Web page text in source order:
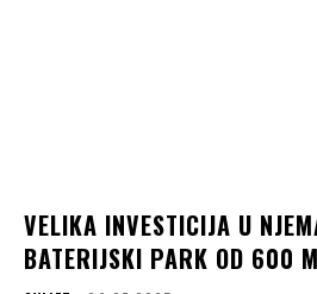
VELIKA INVESTICIJA U
BATERIJSKI PARK OD 600